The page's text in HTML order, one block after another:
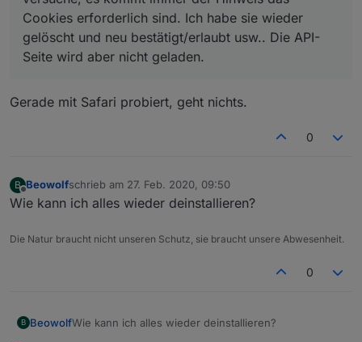
Cookies erforderlich sind. Ich habe sie wieder
gelöscht und neu bestätigt/erlaubt usw.. Die API-
Seite wird aber nicht geladen.
Gerade mit Safari probiert, geht nichts.
0
B
Offline
Beowolfschrieb am 27. Feb. 2020, 09:50
zuletzt editiert von
Wie kann ich alles wieder deinstallieren?
Die Natur braucht nicht unseren Schutz, sie braucht unsere Abwesenheit.
0
B BeowolfWie kann ich alles wieder deinstallieren?